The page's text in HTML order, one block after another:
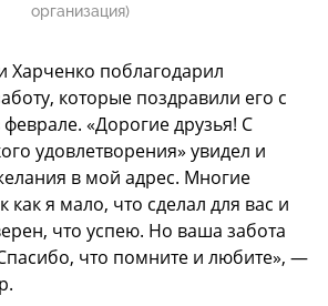
организация)
Харченко поблагодарил
которые поздравили его с
«Дорогие друзья! С
удовлетворения» увидел и
в мой адрес. Многие
как я мало, что сделал для вас и
что успею. Но ваша забота
что помните и любите», —